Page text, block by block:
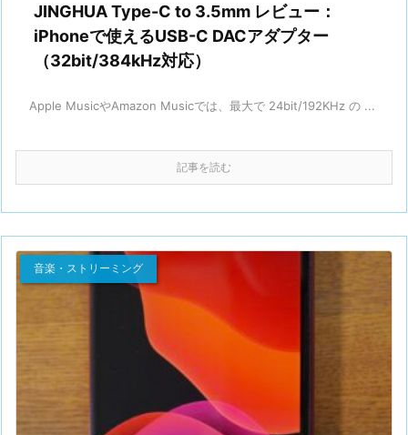
JINGHUA Type-C to 3.5mm レビュー：
iPhoneで使えるUSB-C DACアダプター
（32bit/384kHz対応）
Apple MusicやAmazon Musicでは、最大で 24bit/192KHz の ...
記事を読む
音楽・ストリーミング